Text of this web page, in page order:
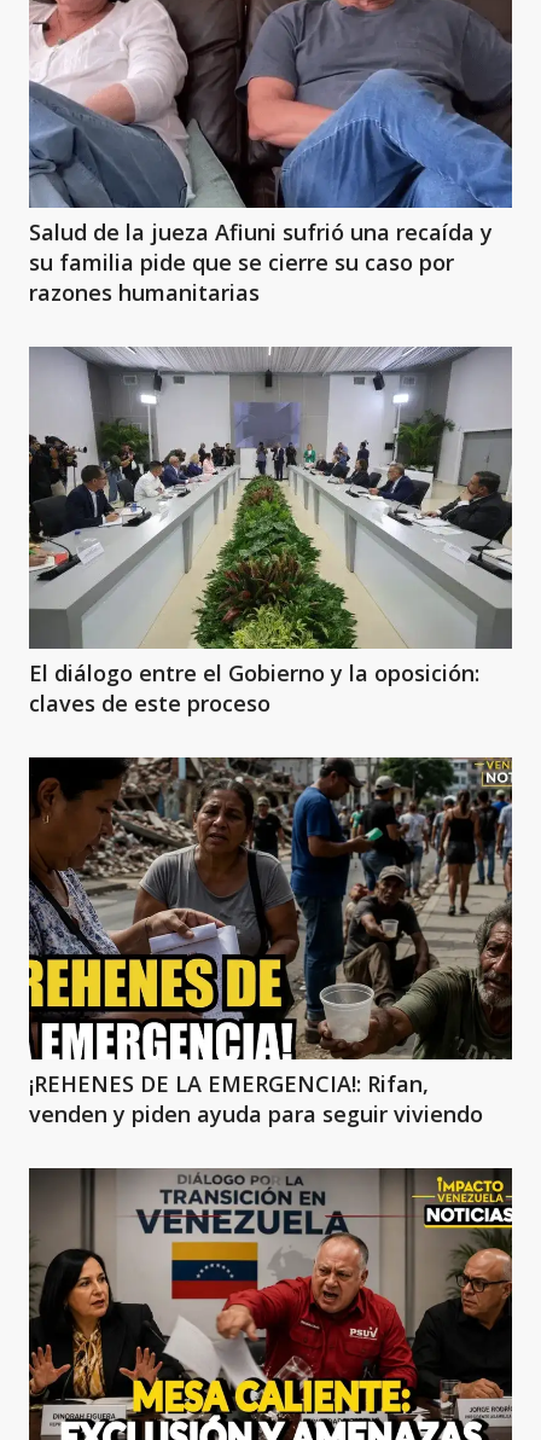
Salud de la jueza Afiuni sufrió una recaída y
su familia pide que se cierre su caso por
razones humanitarias
El diálogo entre el Gobierno y la oposición:
claves de este proceso
¡REHENES DE LA EMERGENCIA!: Rifan,
venden y piden ayuda para seguir viviendo